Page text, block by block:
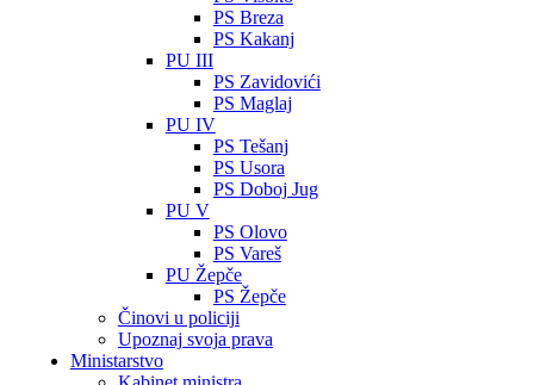
PS Breza
PS Kakanj
PU III
PS Zavidovići
PS Maglaj
PU IV
PS Tešanj
PS Usora
PS Doboj Jug
PU V
PS Olovo
PS Vareš
PU Žepče
PS Žepče
Činovi u policiji
Upoznaj svoja prava
Ministarstvo